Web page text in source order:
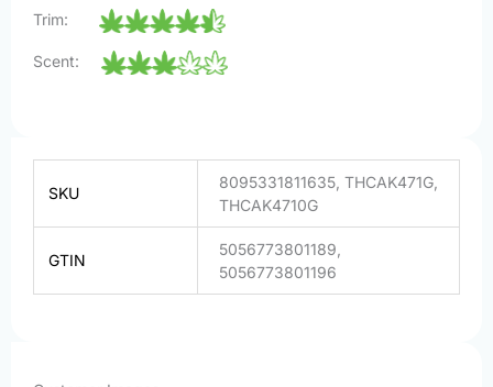
Trim:
Scent:
SKU
8095331811635, THCAK471G,
THCAK4710G
GTIN
5056773801189,
5056773801196